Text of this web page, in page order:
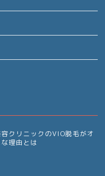
クリニックのVIO脱毛がオ
理由とは